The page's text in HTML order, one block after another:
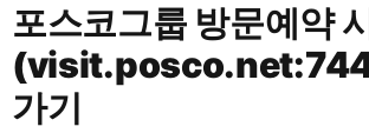
포스코그룹 방문예약
가기